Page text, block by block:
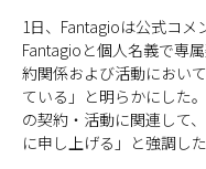
1日、Fantagioは公式コ
Fantagioと個人名義で専
約関係および活動におい
ている」と明らかにした
の契約・活動に関連して
に申し上げる」と強調した